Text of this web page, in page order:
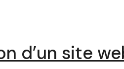
d’un site